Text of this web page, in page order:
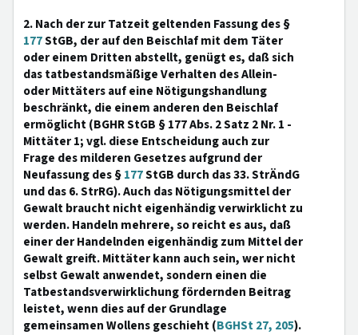
2. Nach der zur Tatzeit geltenden Fassung des §
177StGB, der auf den Beischlaf mit dem Täter
oder einem Dritten abstellt, genügt es, daß sich
das tatbestandsmäßige Verhalten des Allein-
oder Mittäters auf eine Nötigungshandlung
beschränkt, die einem anderen den Beischlaf
ermöglicht (BGHR StGB § 177 Abs. 2 Satz 2 Nr. 1 -
Mittäter 1; vgl. diese Entscheidung auch zur
Frage des milderen Gesetzes aufgrund der
Neufassung des §177StGB durch das 33. StrÄndG
und das 6. StrRG). Auch das Nötigungsmittel der
Gewalt braucht nicht eigenhändig verwirklicht zu
werden. Handeln mehrere, so reicht es aus, daß
einer der Handelnden eigenhändig zum Mittel der
Gewalt greift. Mittäter kann auch sein, wer nicht
selbst Gewalt anwendet, sondern einen die
Tatbestandsverwirklichung fördernden Beitrag
leistet, wenn dies auf der Grundlage
gemeinsamen Wollens geschieht (BGHSt 27, 205).